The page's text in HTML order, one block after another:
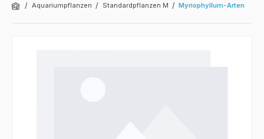
/ Aquariumpflanzen / Standardpflanzen M / Myriophyllum-Arten